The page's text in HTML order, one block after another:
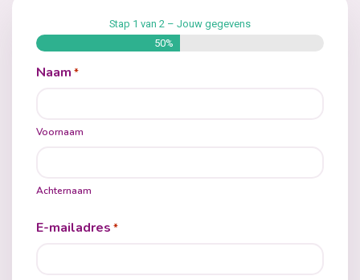
Stap 1 van 2 – Jouw gegevens
50%
Naam *
Voornaam
Achternaam
E-mailadres *